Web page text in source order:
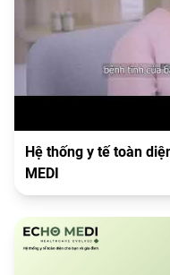
Hệ thống y tế toàn
MEDI